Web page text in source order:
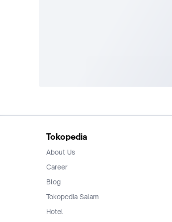
Tokopedia
About Us
Career
Blog
Tokopedia Salam
Hotel